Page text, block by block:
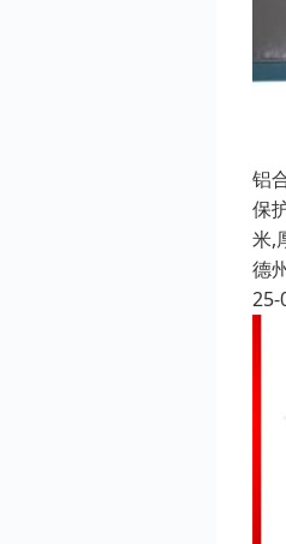
铝
保
米,
德
25-